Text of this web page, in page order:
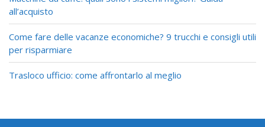
all’acquisto
Come fare delle vacanze economiche? 9 trucchi e consigli utili
per risparmiare
Trasloco ufficio: come affrontarlo al meglio